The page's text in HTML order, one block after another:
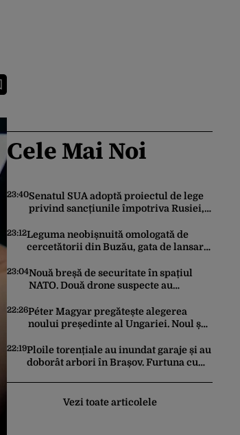
Cele Mai Noi
23:40Senatul SUA adoptă proiectul de lege
privind sancțiunile împotriva Rusiei,
23:12Leguma neobișnuită omologată de
cercetătorii din Buzău, gata de lansare
unde provine soiul
23:04Nouă breșă de securitate în spațiul
NATO. Două drone suspecte au
22:26Péter Magyar pregătește alegerea
noului președinte al Ungariei. Noul șef
Parlament
22:19Ploile torențiale au inundat garaje și au
doborât arbori în Brașov. Furtuna cu
Vezi toate articolele